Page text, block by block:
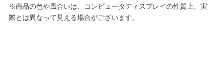
※商品の色や風合いは、コンピュータディスプレイの性質上、実
際とは異なって見える場合がございます。